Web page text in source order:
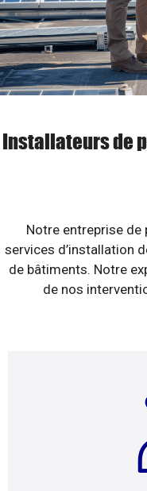
Installateurs de
Notre entreprise de
services d’installation
de bâtiments. Notre
de nos